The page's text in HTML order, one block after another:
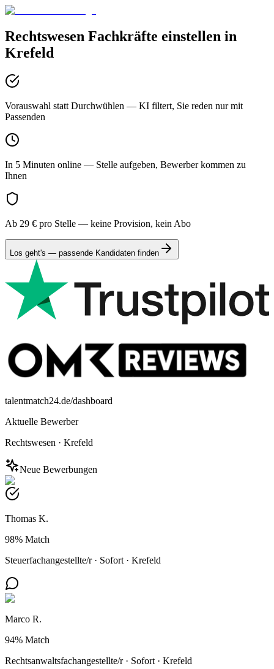
Rechtswesen Fachkräfte einstellen in
Krefeld
Vorauswahl statt Durchwühlen — KI filtert, Sie reden nur mit
Passenden
In 5 Minuten online — Stelle aufgeben, Bewerber kommen zu
Ihnen
Ab 29 € pro Stelle — keine Provision, kein Abo
Los geht's — passende Kandidaten finden
talentmatch24.de/dashboard
Aktuelle Bewerber
Rechtswesen · Krefeld
Neue Bewerbungen
Thomas K.
98% Match
Steuerfachangestellte/r· Sofort · Krefeld
Marco R.
94% Match
Rechtsanwaltsfachangestellte/r· Sofort · Krefeld